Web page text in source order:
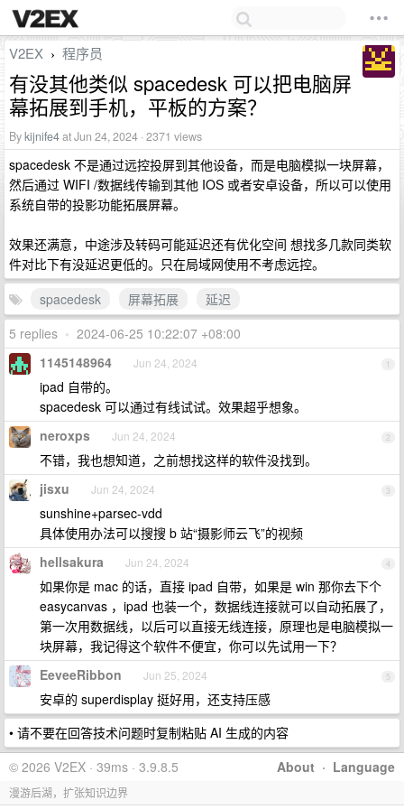
V2EX › 程序员
有没其他类似 spacedesk 可以把电脑屏
幕拓展到手机，平板的方案？
Bykijnife4at Jun 24, 2024 · 2371 views
spacedesk 不是通过远控投屏到其他设备，而是电脑模拟一块屏幕，
然后通过 WIFI /数据线传输到其他 IOS 或者安卓设备，所以可以使用
系统自带的投影功能拓展屏幕。
效果还满意，中途涉及转码可能延迟还有优化空间 想找多几款同类软
件对比下有没延迟更低的。只在局域网使用不考虑远控。
spacedesk
屏幕拓展
延迟
5 replies • 2024-06-25 10:22:07 +08:00
1
1145148964 Jun 24, 2024
ipad 自带的。
spacedesk 可以通过有线试试。效果超乎想象。
2
neroxps Jun 24, 2024
不错，我也想知道，之前想找这样的软件没找到。
3
jisxu Jun 24, 2024
sunshine+parsec-vdd
具体使用办法可以搜搜 b 站“摄影师云飞”的视频
4
hellsakura Jun 24, 2024
如果你是 mac 的话，直接 ipad 自带，如果是 win 那你去下个
easycanvas ，ipad 也装一个，数据线连接就可以自动拓展了，
第一次用数据线，以后可以直接无线连接，原理也是电脑模拟一
块屏幕，我记得这个软件不便宜，你可以先试用一下？
5
EeveeRibbon Jun 25, 2024
安卓的 superdisplay 挺好用，还支持压感
• 请不要在回答技术问题时复制粘贴 AI 生成的内容
About · Language
© 2026 V2EX · 39ms · 3.9.8.5
漫游后湖，扩张知识边界